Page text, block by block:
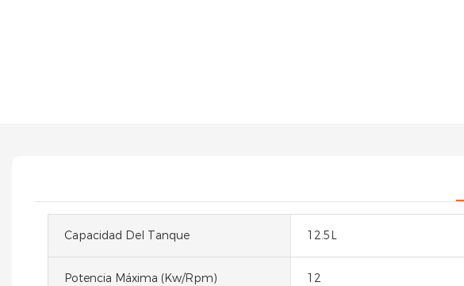
Capacidad Del Tanque 12.5L
Potencia Máxima (kw/rpm) 12